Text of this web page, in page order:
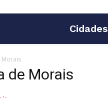
Cidades
Morais
de Morais